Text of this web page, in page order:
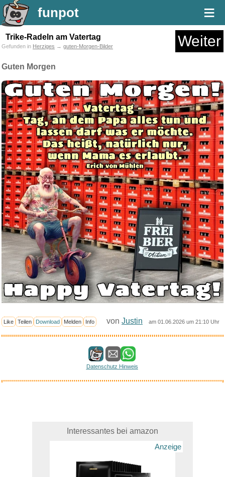
funpot ≡
Trike-Radeln am Vatertag Weiter
Gefunden in Herziges → guten-Morgen-Bilder
Guten Morgen
Like Teilen Download Melden Info von Justin am 01.06.2026 um 21:10 Uhr
Datenschutz Hinweis
Interessantes bei amazon
Anzeige